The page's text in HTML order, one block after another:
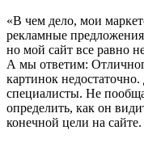
«В чем дело, мои
рекламные
но мой сайт все равно
А мы ответим:
картинок
специалисты. Не
определить, как он
конечной цели на сайте.